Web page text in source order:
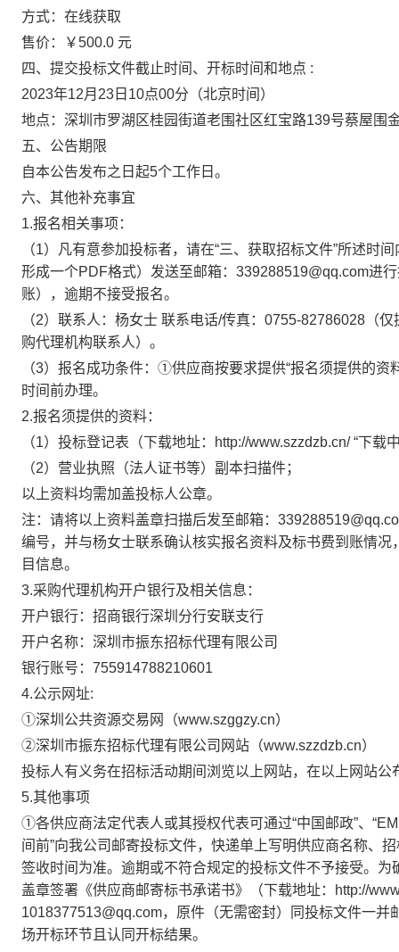
方式：在线获取
售价：￥500.0 元
四、提交投标文件截止时间、开标时间和地点 :
2023年12月 23 日 10点00分 （北京时间）
地点：深圳市罗湖区桂园街道老围社区红宝路139号蔡屋围
五、公告期限
自本公告发布之日起5个工作日。
六、其他补充事宜
1.报名相关事项：
（1）凡有意参加投标者，请在“三、获取招标文件”所述时
形成一个PDF格式）发送至邮箱：339288519@qq.com进
账），逾期不接受报名。
（2）联系人：杨女士 联系电话/传真：0755-82786028（
购代理机构联系人）。
（3）报名成功条件：①供应商按要求提供“报名须提供的
时间前办理。
2.报名须提供的资料：
（1）投标登记表（下载地址：http://www.szzdzb.cn/ “下载
（2）营业执照（法人证书等）副本扫描件；
以上资料均需加盖投标人公章。
注：请将以上资料盖章扫描后发至邮箱：
编号，并与杨女士联系确认核实报名资料及标书费到账情
目信息。
3.采购代理机构开户银行及相关信息：
开户银行：招商银行深圳分行安联支行
开户名称：深圳市振东招标代理有限公司
银行账号： 755914788210601
4.公示网址:
①深圳公共资源交易网（www.szggzy.cn）
②深圳市振东招标代理有限公司网站（www.szzdzb.cn）
投标人有义务在招标活动期间浏览以上网站，在以上网站
5.其他事项
①各供应商法定代表人或其授权代表可通过“中国邮政”、
间前”向我公司邮寄投标文件，快递单上写明供应商名称、
签收时间为准。逾期或不符合规定的投标文件不予接受。
盖章签署《供应商邮寄标书承诺书》（下载地址：http://
1018377513@qq.com，原件（无需密封）同投标文件一
场开标环节且认同开标结果。